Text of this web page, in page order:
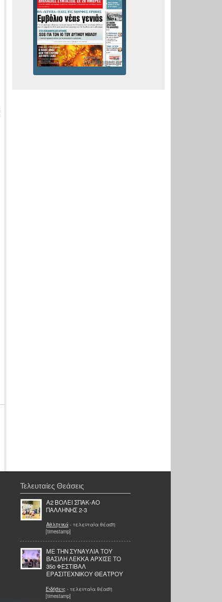
Τελευταίες Θεάσεις
Α2 ΒΟΛΕΙ ΣΠΑΚ-ΑΟ
ΠΑΛΛΗΝΗΣ 2-3
Αθλητικά - τελευταία θέαση
[timestamp]
ΜΕ ΤΗΝ ΣΥΝΑΥΛΙΑ ΤΟΥ
ΒΑΣΙΛΗ ΛΕΚΚΑ ΑΡΧΙΣΕ ΤΟ
35ο ΦΕΣΤΙΒΑΛ
ΕΡΑΣΙΤΕΧΝΙΚΟΥ ΘΕΑΤΡΟΥ
Ειδήσεις - τελευταία θέαση
[timestamp]